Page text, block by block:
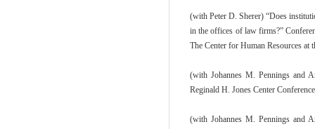
(with Peter D. Sherer) “Does
in the offices of law firms?”
The Center for Human Resources
(with Johannes M. Pennings and
Reginald H. Jones Center
(with Johannes M. Pennings and